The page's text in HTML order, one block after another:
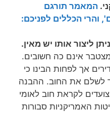
המאמר תורגם
והרי הכללים לפניכם:
מצטבר אינם כה חשובים.
אך לפחות הבינו כי
לשלם את החוב. ההבנה
לקראת חוב לאומי
האמריקניות סבורות